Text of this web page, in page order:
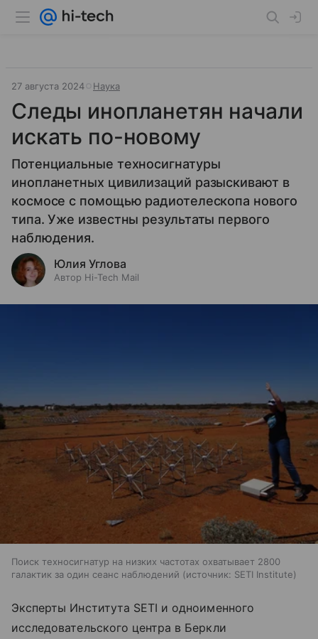
27 августа 2024 Наука
Следы инопланетян начали
искать по-новому
Потенциальные техносигнатуры
инопланетных цивилизаций разыскивают в
космосе с помощью радиотелескопа нового
типа. Уже известны результаты первого
наблюдения.
Юлия Углова
Автор Hi-Tech Mail
Поиск техносигнатур на низких частотах охватывает 2800
галактик за один сеанс наблюдений
источник: SETI Institute
Эксперты Института SETI и одноименного
исследовательского центра в Беркли